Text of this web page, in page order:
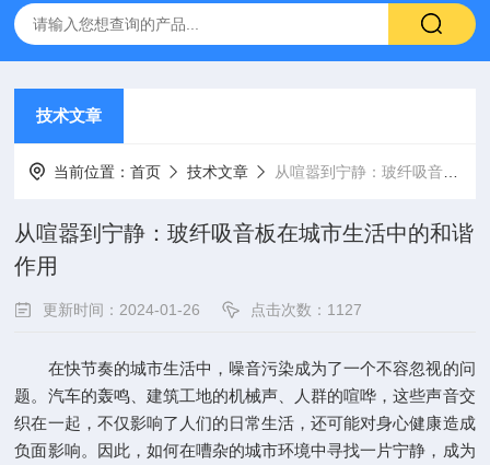
技术文章
当前位置：首页 技术文章 从喧嚣到宁静：玻纤吸音板在城市生活中的和谐作用
从喧嚣到宁静：玻纤吸音板在城市生活中的和谐
作用
更新时间：2024-01-26 点击次数：1127
在快节奏的城市生活中，噪音污染成为了一个不容忽视的问
题。汽车的轰鸣、建筑工地的机械声、人群的喧哗，这些声音交
织在一起，不仅影响了人们的日常生活，还可能对身心健康造成
负面影响。因此，如何在嘈杂的城市环境中寻找一片宁静，成为